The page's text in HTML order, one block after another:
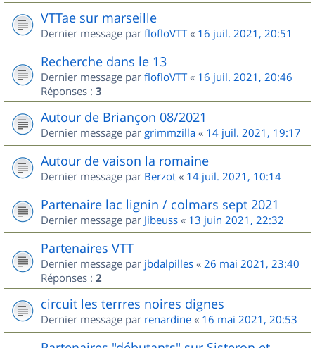
VTTae sur marseille
Dernier message par flofloVTT« 16 juil. 2021, 20:51
Recherche dans le 13
Dernier message par flofloVTT« 16 juil. 2021, 20:46
Réponses : 3
Autour de Briançon 08/2021
Dernier message par grimmzilla « 14 juil. 2021, 19:17
Autour de vaison la romaine
Dernier message par Berzot « 14 juil. 2021, 10:14
Partenaire lac lignin / colmars sept 2021
Dernier message par Jibeuss « 13 juin 2021, 22:32
Partenaires VTT
Dernier message par jbdalpilles « 26 mai 2021, 23:40
Réponses : 2
circuit les terrres noires dignes
Dernier message par renardine « 16 mai 2021, 20:53